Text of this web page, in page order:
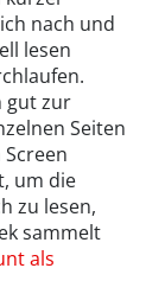
nach und
lesen
gut zur
Seiten
um die
zu lesen,
sammelt
als